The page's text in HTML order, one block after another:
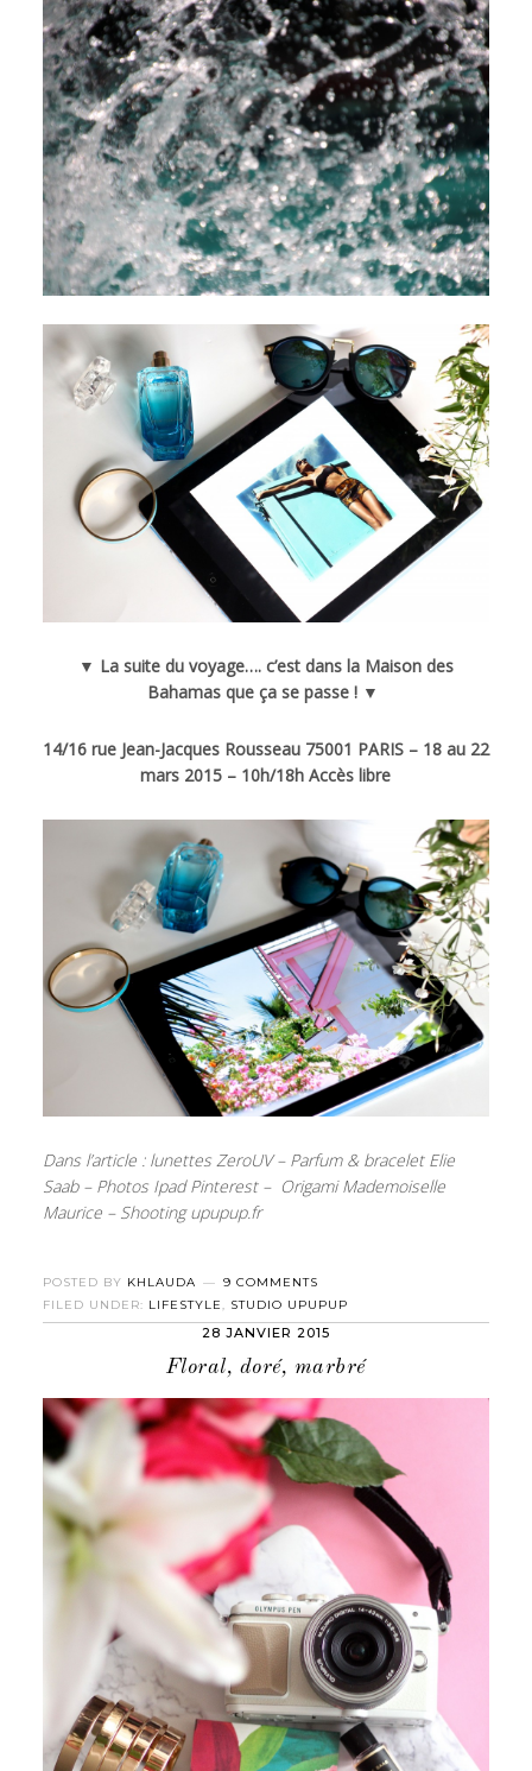
▼ La suite du voyage…. c’est dans la Maison des
Bahamas que ça se passe ! ▼
14/16 rue Jean-Jacques Rousseau 75001 PARIS – 18 au 22
mars 2015 – 10h/18h Accès libre
Dans l’article : lunettes ZeroUV – Parfum & bracelet Elie
Saab – Photos Ipad Pinterest – Origami Mademoiselle
Maurice – Shooting upupup.fr
POSTED BY KHLAUDA
9 COMMENTS
FILED UNDER: LIFESTYLE, STUDIO UPUPUP
28 JANVIER 2015
Floral, doré, marbré